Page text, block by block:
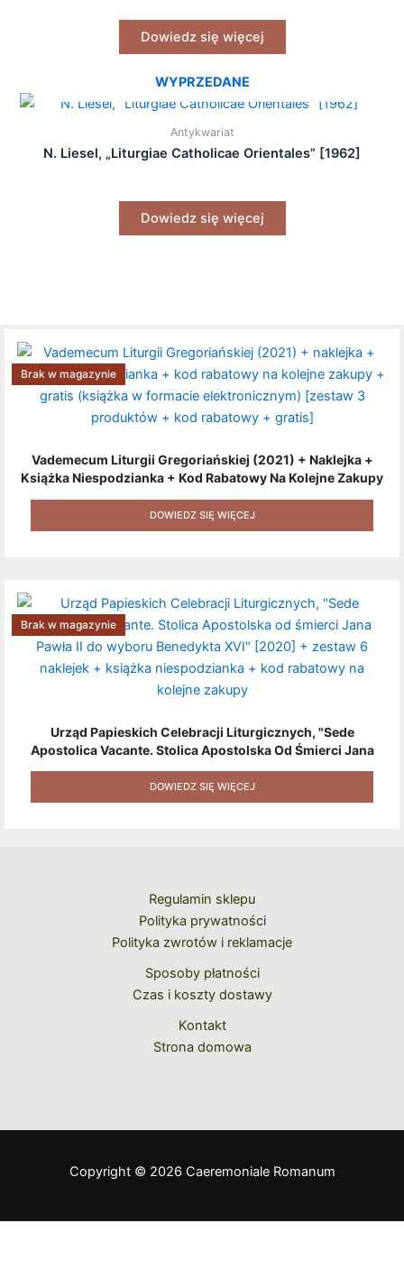
Dowiedz się więcej
WYPRZEDANE
Antykwariat
N. Liesel, „Liturgiae Catholicae Orientales” [1962]
Dowiedz się więcej
Vademecum Liturgii Gregoriańskiej (2021) + Naklejka +
Książka Niespodzianka + Kod Rabatowy Na Kolejne Zakupy
Produktów + Kod Rabatowy + Gratis]
Brak w magazynie
DOWIEDZ SIĘ WIĘCEJ
Urząd Papieskich Celebracji Liturgicznych, "Sede
Apostolica Vacante. Stolica Apostolska Od Śmierci Jana
Pawła II Do Wyboru Benedykta XVI" [2020] + Zestaw 6
Naklejek + Książka Niespodzianka + Kod Rabatowy Na
Kolejne Zakupy
Brak w magazynie
DOWIEDZ SIĘ WIĘCEJ
Regulamin sklepu
Polityka prywatności
Polityka zwrotów i reklamacje
Sposoby płatności
Czas i koszty dostawy
Kontakt
Strona domowa
Copyright © 2026 Caeremoniale Romanum